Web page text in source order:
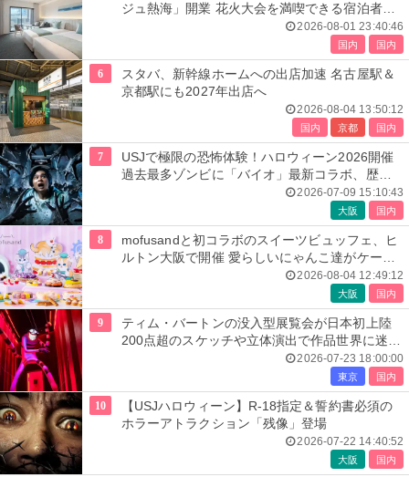
ジュ熱海」開業 花火大会を満喫できる宿泊者専
2026-08-01 23:40:46
国内 国内
6
スタバ、新幹線ホームへの出店加速 名古屋駅＆
京都駅にも2027年出店へ
2026-08-04 13:50:12
国内 京都 国内
7
USJで極限の恐怖体験！ハロウィーン2026開催
過去最多ゾンビに「バイオ」最新コラボ、歴代
2026-07-09 15:10:43
大阪 国内
8
mofusandと初コラボのスイーツビュッフェ、ヒ
ルトン大阪で開催 愛らしいにゃんこ達がケーキ
2026-08-04 12:49:12
大阪 国内
9
ティム・バートンの没入型展覧会が日本初上陸
200点超のスケッチや立体演出で作品世界に迷い
2026-07-23 18:00:00
東京 国内
10
【USJハロウィーン】R-18指定＆誓約書必須の
ホラーアトラクション「残像」登場
2026-07-22 14:40:52
大阪 国内